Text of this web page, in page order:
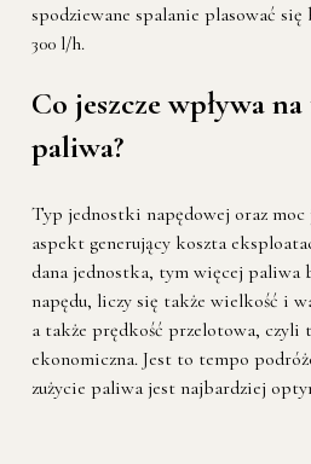
spodziewane spalanie plasować się
300 l/h.
Co jeszcze wpływa
paliwa?
Typ jednostki napędowej oraz
aspekt generujący koszta
dana jednostka, tym więcej paliwa
napędu, liczy się także wielkość i
a także prędkość przelotowa, czyli
ekonomiczna. Jest to tempo
zużycie paliwa jest najbardziej